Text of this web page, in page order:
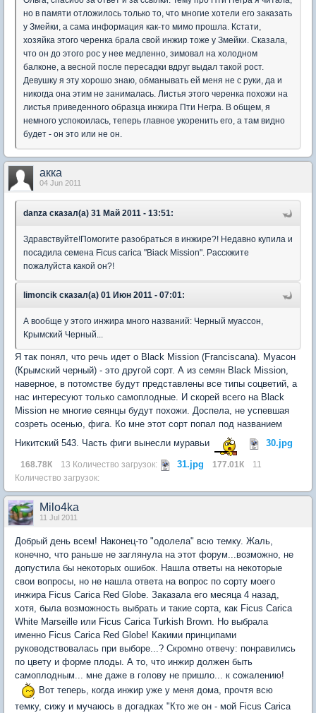
но в памяти отложилось только то, что многие хотели его заказать
у Змейки, а сама информация как-то мимо прошла. Кстати,
хозяйка этого черенка брала свой инжир тоже у Змейки. Сказала,
что он до этого рос у нее медленно, зимовал на холодном
балконе, а весной после пересадки вдруг выдал такой рост.
Девушку я эту хорошо знаю, обманывать ей меня не с руки, да и
никогда она этим не занималась. Листья этого черенка похожи на
листья приведенного образца инжира Пти Негра. В общем, я
немного успокоилась, теперь главное укоренить его, а там видно
будет - он это или не он.
акка
04 Jun 2011
danza сказал(а) 31 Май 2011 - 13:51:
Здравствуйте!Помогите разобраться в инжире?! Недавно купила и
посадила семена Ficus carica "Biack Mission". Расскжите
пожалуйста какой он?!
limoncik сказал(а) 01 Июн 2011 - 07:01:
А вообще у этого инжира много названий: Черный муассон,
Крымский Черный...
Я так понял, что речь идет о Black Mission (Franciscana). Муасон
(Крымский черный) - это другой сорт. А из семян Black Mission,
наверное, в потомстве будут представлены все типы соцветий, а
нас интересуют только самоплодные. И скорей всего на Black
Mission не многие сеянцы будут похожи. Доспела, не успевшая
созреть осенью, фига. Ко мне этот сорт попал под названием
Никитский 543. Часть фиги вынесли муравьи
30.jpg
168.78К 13 Количество загрузок: 31.jpg 177.01К
11
Количество загрузок:
Milo4ka
11 Jul 2011
Добрый день всем! Наконец-то "одолела" всю темку. Жаль,
конечно, что раньше не заглянула на этот форум...возможно, не
допустила бы некоторых ошибок. Нашла ответы на некоторые
свои вопросы, но не нашла ответа на вопрос по сорту моего
инжира Ficus Carica Red Globe. Заказала его месяца 4 назад,
хотя, была возможность выбрать и такие сорта, как Ficus Carica
White Marseille или Ficus Carica Turkish Brown. Но выбрала
именно Ficus Carica Red Globe! Какими принципами
руководствовалась при выборе...? Скромно отвечу: понравились
по цвету и форме плоды. А то, что инжир должен быть
самоплодным... мне даже в голову не пришло... к сожалению!
Вот теперь, когда инжир уже у меня дома, прочтя всю
темку, сижу и мучаюсь в догадках "Кто же он - мой Ficus Carica